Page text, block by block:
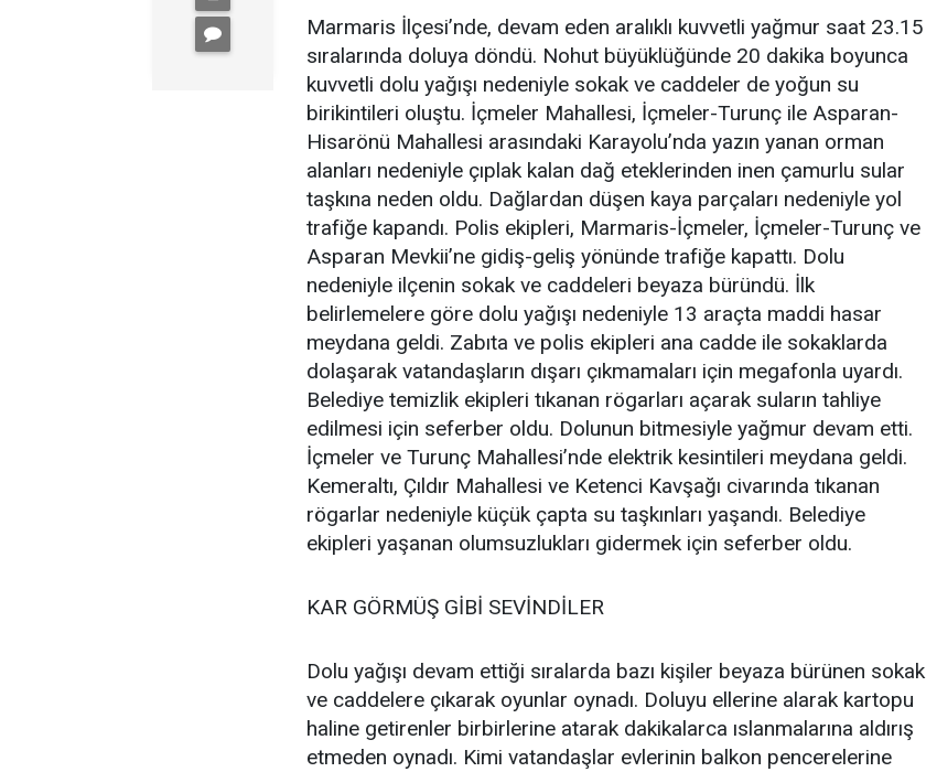
Marmaris İlçesi’nde, devam eden aralıklı kuvvetli yağmur saat 23.15
sıralarında doluya döndü. Nohut büyüklüğünde 20 dakika boyunca
kuvvetli dolu yağışı nedeniyle sokak ve caddeler de yoğun su
birikintileri oluştu. İçmeler Mahallesi, İçmeler-Turunç ile Asparan-
Hisarönü Mahallesi arasındaki Karayolu’nda yazın yanan orman
alanları nedeniyle çıplak kalan dağ eteklerinden inen çamurlu sular
taşkına neden oldu. Dağlardan düşen kaya parçaları nedeniyle yol
trafiğe kapandı. Polis ekipleri, Marmaris-İçmeler, İçmeler-Turunç ve
Asparan Mevkii’ne gidiş-geliş yönünde trafiğe kapattı. Dolu
nedeniyle ilçenin sokak ve caddeleri beyaza büründü. İlk
belirlemelere göre dolu yağışı nedeniyle 13 araçta maddi hasar
meydana geldi. Zabıta ve polis ekipleri ana cadde ile sokaklarda
dolaşarak vatandaşların dışarı çıkmamaları için megafonla uyardı.
Belediye temizlik ekipleri tıkanan rögarları açarak suların tahliye
edilmesi için seferber oldu. Dolunun bitmesiyle yağmur devam etti.
İçmeler ve Turunç Mahallesi’nde elektrik kesintileri meydana geldi.
Kemeraltı, Çıldır Mahallesi ve Ketenci Kavşağı civarında tıkanan
rögarlar nedeniyle küçük çapta su taşkınları yaşandı. Belediye
ekipleri yaşanan olumsuzlukları gidermek için seferber oldu.
KAR GÖRMÜŞ GİBİ SEVİNDİLER
Dolu yağışı devam ettiği sıralarda bazı kişiler beyaza bürünen sokak
ve caddelere çıkarak oyunlar oynadı. Doluyu ellerine alarak kartopu
haline getirenler birbirlerine atarak dakikalarca ıslanmalarına aldırış
etmeden oynadı. Kimi vatandaşlar evlerinin balkon pencerelerine